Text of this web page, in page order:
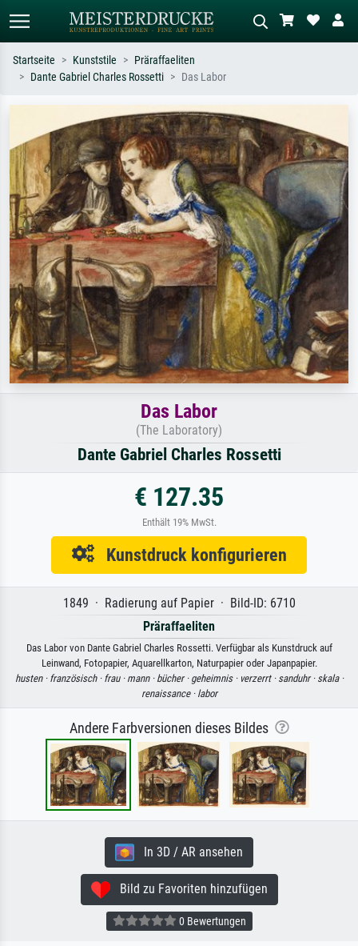
Suchen Sie nach Künstlern, Werktiteln
oder Stilen – z.B. Monet,
Sternennacht, Impressionismus, Welle
Hokusai, Akt.
Beschreiben Sie die Szene – z.B. Grüne
Wiese, Abstrakt mit viel Rot, Dunkles
Ölgemälde, Stehender Akt neben einem
Baum.
Startseite Kunststile
Präraffaeliten
Dante Gabriel Charles Rossetti
Das Labor
Das Labor
(The Laboratory)
Dante Gabriel Charles Rossetti
€ 127.35
Enthält 19% MwSt.
Kunstdruck konfigurieren
1849 · Radierung auf Papier · Bild-ID: 6710
Präraffaeliten
Das Labor von Dante Gabriel Charles Rossetti. Verfügbar als Kunstdruck auf
Leinwand, Fotopapier, Aquarellkarton, Naturpapier oder Japanpapier.
husten · französisch · frau · mann · bücher · geheimnis · verzerrt · sanduhr · skala ·
renaissance · labor
Andere Farbversionen dieses Bildes
In 3D / AR ansehen
Bild zu Favoriten hinzufügen
0 Bewertungen